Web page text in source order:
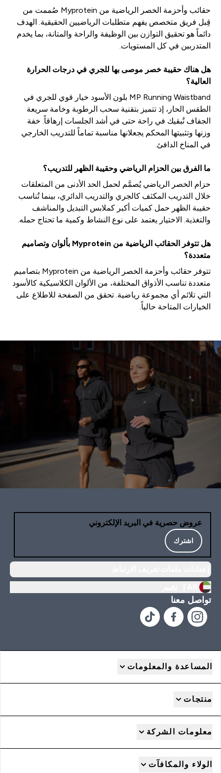
حقائب وأحزمة الخصر الرياضية من Myprotein صُممت من
قِبل فريق متخصص يفهم متطلبات الرياضيين الحقيقية. الهدف
دائماً هو تحقيق التوازن بين الوظيفة والراحة والمتانة، بما يخدم
المتدربين في كل المستويات.
هل هناك حقيبة خصر موصى بها للجري في درجات الحرارة
العالية؟
MP Running Waistband بلون الأسود خيار قوي للجري في
الطقس الحار، إذ تتميز بتقنية سحب الرطوبة وخامة سريعة
الجفاف تُبقيك في راحة حتى في أشد الجلسات إرهاقاً. خفة
وزنها وتثبيتها المحكم يجعلانها مناسبة تماماً للتدريب الخارجي
في المناخ الدافئ.
ما الفرق بين الحزام الرياضي وحقيبة الظهر للتدريب؟
حزام الخصر الرياضي يُصمَّم لحمل الحد الأدنى من المتعلقات
خلال التدريب المكثف كالجري والتدريب الدائري، بينما تُناسب
حقيبة الظهر حمل كميات أكبر كملابس التبديل والمناشف
والتغذية. الاختيار يعتمد على نوع النشاط وكمية ما تحتاج حمله.
هل تتوفر الحقائب الرياضية من Myprotein بألوان وتصاميم
متعددة؟
تتوفر حقائب وأحزمة الخصر الرياضية من Myprotein بتصاميم
متعددة تناسب الأذواق المختلفة، من الألوان الكلاسيكية كالأسود
التي تلائم أي مجموعة رياضية. تحقق من الصفحة للاطلاع على
الخيارات المتاحة حالياً.
عروض حصرية في البريد الإلكتروني
اشترك
تواصل معنا
المساعدة والمعلومات
منتجات
معلومات الشركة
الولاء والمكافآت